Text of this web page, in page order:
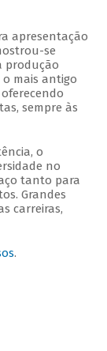
apresentação
se
produção
mais antigo
sempre às
o
no
tanto para
Grandes
carreiras,
.